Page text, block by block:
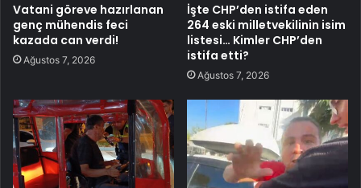
Vatani göreve hazırlanan
genç mühendis feci
kazada can verdi!
Ağustos 7, 2026
İşte CHP’den istifa eden
264 eski milletvekilinin isim
listesi… Kimler CHP’den
istifa etti?
Ağustos 7, 2026